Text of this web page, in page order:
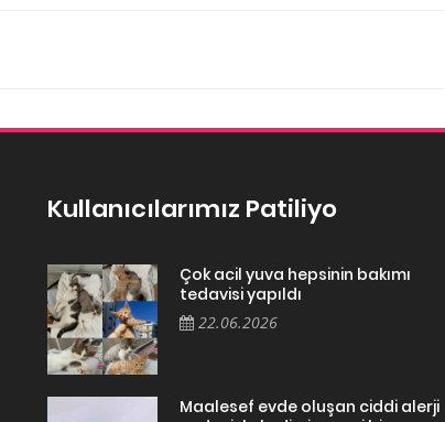
Kullanıcılarımız Patiliyo
Çok acil yuva hepsinin bakımı
tedavisi yapıldı
22.06.2026
Maalesef evde oluşan ciddi alerji